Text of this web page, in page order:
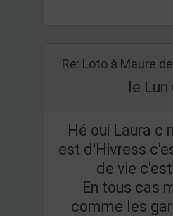
le Lun
Hé oui Laura c
est d'Hivress
de vie
En tous cas
comme les